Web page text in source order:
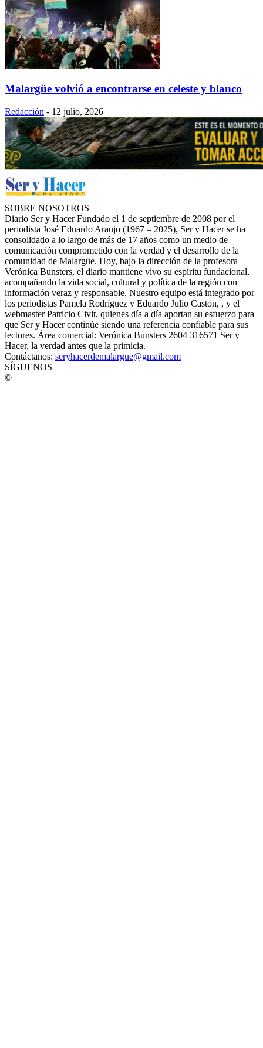
Malargüe volvió a encontrarse en celeste y blanco
Redacción - 12 julio, 2026
SOBRE NOSOTROS
Diario Ser y Hacer Fundado el 1 de septiembre de 2008 por el
periodista José Eduardo Araujo (1967 – 2025), Ser y Hacer se ha
consolidado a lo largo de más de 17 años como un medio de
comunicación comprometido con la verdad y el desarrollo de la
comunidad de Malargüe. Hoy, bajo la dirección de la profesora
Verónica Bunsters, el diario mantiene vivo su espíritu fundacional,
acompañando la vida social, cultural y política de la región con
información veraz y responsable. Nuestro equipo está integrado por
los periodistas Pamela Rodríguez y Eduardo Julio Castón, , y el
webmaster Patricio Civit, quienes día a día aportan su esfuerzo para
que Ser y Hacer continúe siendo una referencia confiable para sus
lectores. Área comercial: Verónica Bunsters 2604 316571 Ser y
Hacer, la verdad antes que la primicia.
Contáctanos: seryhacerdemalargue@gmail.com
SÍGUENOS
©